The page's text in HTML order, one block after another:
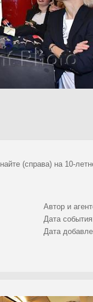
(справа) на 10-
Автор и
Дата
Дата